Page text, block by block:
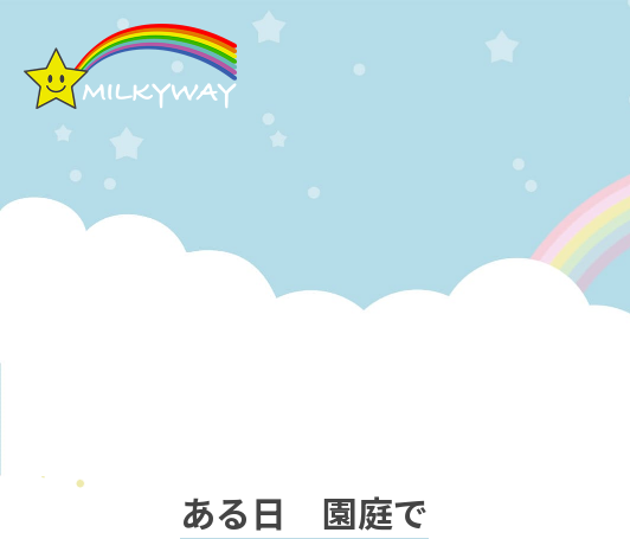
ある日 園庭で